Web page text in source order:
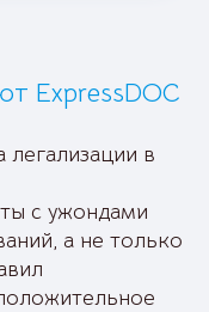
ExpressDOC
в
с ужондами
а не только